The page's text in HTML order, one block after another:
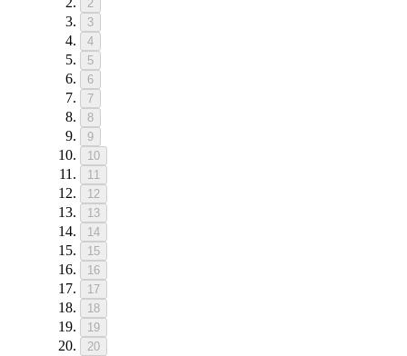
2
3
4
5
6
7
8
9
10
11
12
13
14
15
16
17
18
19
20